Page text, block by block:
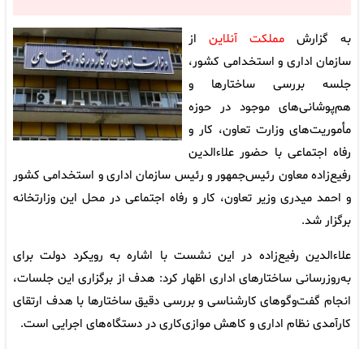
به گزارش مملکت آنلاین از
سازمان اداری و استخدامی کشور،
جلسه بررسی ساختارها و
هم‌پوشانی‌های موجود در حوزه
مأموریت‌های وزارت تعاون، کار و
رفاه اجتماعی با حضور علاءالدین
رفیع‌زاده معاون رئیس‌جمهور و رئیس سازمان اداری و استخدامی کشور
و احمد میدری وزیر تعاون، کار و رفاه اجتماعی در محل این وزارتخانه
برگزار شد.
علاءالدین رفیع‌زاده در این نشست با اشاره به رویکرد دولت برای
به‌روزرسانی ساختارهای اداری اظهار کرد: هدف از برگزاری این جلسات،
انجام گفت‌وگوهای کارشناسی و بررسی دقیق ساختارها با هدف ارتقای
کارآمدی نظام اداری و کاهش موازی‌کاری در دستگاه‌های اجرایی است.